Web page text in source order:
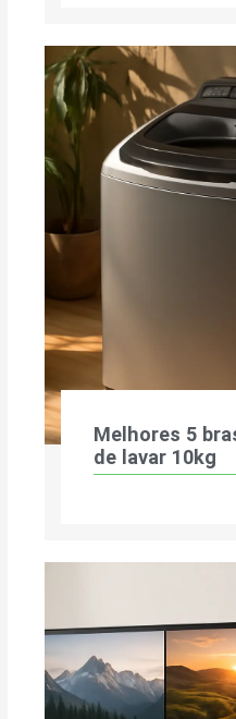
Melhores 5
de lavar 10kg